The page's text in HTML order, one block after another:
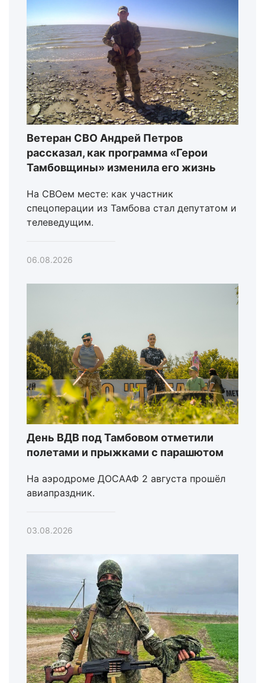
Ветеран СВО Андрей Петров
рассказал, как программа «Герои
Тамбовщины» изменила его жизнь
На СВОем месте: как участник
спецоперации из Тамбова стал депутатом и
телеведущим.
06.08.2026
День ВДВ под Тамбовом отметили
полетами и прыжками с парашютом
На аэродроме ДОСААФ 2 августа прошёл
авиапраздник.
03.08.2026